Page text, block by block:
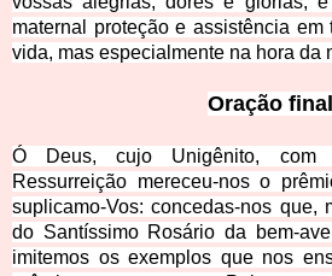
maternal proteção e assistência em
vida, mas especialmente na hora da
Oração final
Ó Deus, cujo Unigênito,
Ressurreição mereceu-nos o
suplicamo-Vos: concedas-nos que,
do Santíssimo Rosário da bem-
imitemos os exempl os que nos